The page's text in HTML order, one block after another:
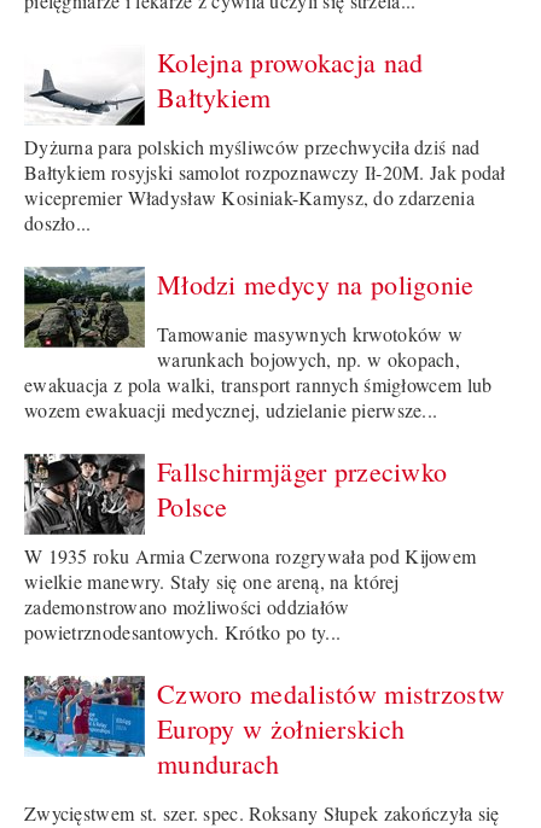
Kolejna prowokacja nad
Bałtykiem
Dyżurna para polskich myśliwców przechwyciła dziś nad
Bałtykiem rosyjski samolot rozpoznawczy Ił-20M. Jak podał
wicepremier Władysław Kosiniak-Kamysz, do zdarzenia
doszło...
Młodzi medycy na poligonie
Tamowanie masywnych krwotoków w
warunkach bojowych, np. w okopach,
ewakuacja z pola walki, transport rannych śmigłowcem lub
wozem ewakuacji medycznej, udzielanie pierwsze...
Fallschirmjäger przeciwko
Polsce
W 1935 roku Armia Czerwona rozgrywała pod Kijowem
wielkie manewry. Stały się one areną, na której
zademonstrowano możliwości oddziałów
powietrznodesantowych. Krótko po ty...
Czworo medalistów mistrzostw
Europy w żołnierskich
mundurach
Zwycięstwem st. szer. spec. Roksany Słupek zakończyła się